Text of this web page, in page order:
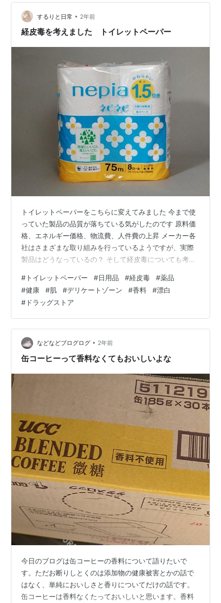
という効果のある素材=ノンスティックコーティングに使
われてるケミカルが使用されているそうです。 香料 香水
だけではなく化粧品やボディソープ、…
するりと日常 • 2年前
経皮毒を考えました トイレットペーパー
トイレットペーパーをこちらに変えてみました 今まで使
っていた製品の品質が落ちている気がしたのです 原料価
格、エネルギー価格、物流費、人件費の上昇 メーカー各
社はさまざまな取り組みを行っているようですが、実際
製品はどうなっているの？ そして経皮毒についても考え
化学物質（毒）です 腕の内側を１とした場合の経皮吸収
の倍率を見ると性器は42倍 トイレットペーパーの製造に
は漂白や離解促進などのために薬品が使用されている場
合があります トイレットペーパーの重量の1/10もの薬品
を使用？（びっくり） 排水の中に流れ出た薬品は工場内
の設備で浄化されますが製品…
# トイレットペーパー #日用品 #経皮毒 #薬品
#健康 #肌 #デリケートゾーン #香料 #漂白
# ドラッグストア
などなどブログログ • 2年前
缶コーヒーって香料なくてもおいしいよな
今日のブログは缶コーヒーの香料について語りたいで
す。ただお断りしとくのは添加物の健康被害とかの話で
はなく、単純においしさと香りについてだけの話です。
缶コーヒーは香料なくたっておいしいと思います。香料